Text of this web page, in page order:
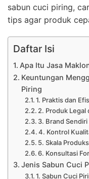
sabun cuci piring,
tips agar produk
Daftar Isi
Apa Itu Jasa
Keuntungan
Piring
1. Praktis dan
2. Produk Legal
3. Brand
4. Kontrol
5. Skala
6. Konsultasi
Jenis Sabun Cuci
1. Sabun Cuci